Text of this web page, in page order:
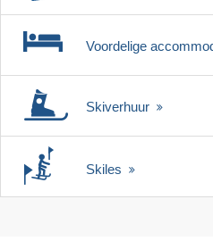
Voordelige
Skiverhuur
Skiles